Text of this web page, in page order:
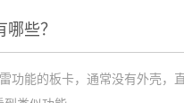
些？
功能的板卡，通常没有外壳，